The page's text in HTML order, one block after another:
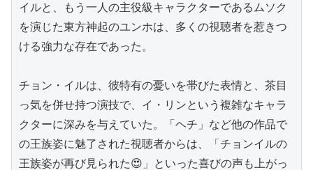
イルと、もう一人の主役級キャラクターであるムソク
を演じた東方神起のユンホは、多くの視聴者を惹きつ
ける強力な存在であった。
チョン・イルは、彼特有の憂いを帯びた表情と、茶目
っ気を併せ持つ演技で、イ・リンという複雑なキャラ
クターに深みを与えていた。「ヘチ」など他の作品で
の王族姿に魅了された視聴者からは、「チョンイルの
王族姿が再び見られた😍」といった喜びの声も上がっ